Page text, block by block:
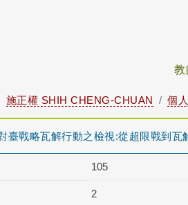
教
施正權 SHIH CHENG-CHUAN 個
臺戰略瓦解行動之檢視:從超限戰到瓦
105
2